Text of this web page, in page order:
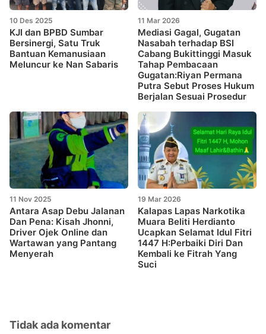
10 Des 2025
KJI dan BPBD Sumbar
Bersinergi, Satu Truk
Bantuan Kemanusiaan
Meluncur ke Nan Sabaris
11 Mar 2026
Mediasi Gagal, Gugatan
Nasabah terhadap BSI
Cabang Bukittinggi Masuk
Tahap Pembacaan
Gugatan:Riyan Permana
Putra Sebut Proses Hukum
Berjalan Sesuai Prosedur
11 Nov 2025
Antara Asap Debu Jalanan
Dan Pena: Kisah Jhonni,
Driver Ojek Online dan
Wartawan yang Pantang
Menyerah
19 Mar 2026
Kalapas Lapas Narkotika
Muara Beliti Herdianto
Ucapkan Selamat Idul Fitri
1447 H:Perbaiki Diri Dan
Kembali ke Fitrah Yang
Suci
Tidak ada komentar